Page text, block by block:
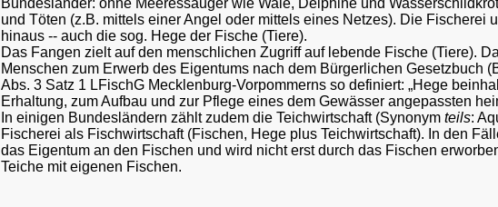
Bundesländer: ohne Meeressäuger wie Wale, Delphine und
und Töten (z.B. mittels einer Angel oder mittels eines Netzes). Die Fischerei
hinaus -- auch die sog. Hege der Fische (Tiere).
Das Fangen zielt auf den menschlichen Zugriff auf lebende Fische (Tiere).
Menschen zum Erwerb des Eigentums nach dem Bürgerlichen Gesetzbuch
Abs. 3 Satz 1 LFischG Mecklenburg-Vorpommerns so definiert: „Hege
Erhaltung, zum Aufbau und zur Pflege eines dem Gewässer angepassten
In einigen Bundesländern zählt zudem die Teichwirtschaft (Synonym teils:
Fischerei als Fischwirtschaft (Fischen, Hege plus Teichwirtschaft). In den
das Eigentum an den Fischen und wird nicht erst durch das Fischen
Teiche mit eigenen Fischen.